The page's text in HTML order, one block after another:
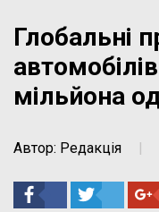
Глобальні
мільйона
Автор: Редакція |